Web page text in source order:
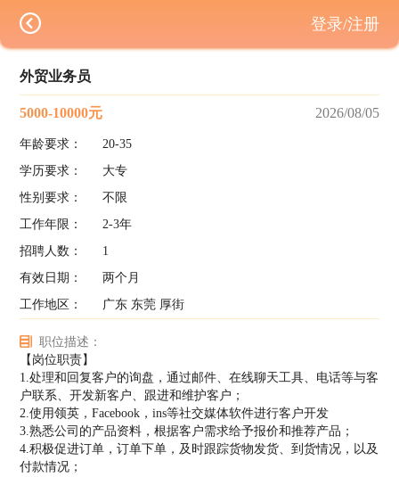
外贸业务员
5000-10000元 2026/08/05
年龄要求：
20-35
学历要求：
大专
性别要求：
不限
工作年限：
2-3年
招聘人数：
1
有效日期：
两个月
工作地区：
广东 东莞 厚街
职位描述：
【岗位职责】
1.处理和回复客户的询盘，通过邮件、在线聊天工具、电话等与客
户联系、开发新客户、跟进和维护客户；
2.使用领英，Facebook，ins等社交媒体软件进行客户开发
3.熟悉公司的产品资料，根据客户需求给予报价和推荐产品；
4.积极促进订单，订单下单，及时跟踪货物发货、到货情况，以及
付款情况；
登录/注册